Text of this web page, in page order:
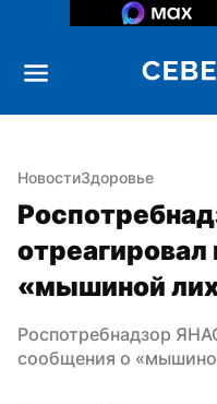
НовостиЗдоровье
отреагировал
«мышиной
Роспотребнадзор
сообщения о